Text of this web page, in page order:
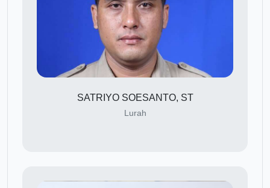
SATRIYO SOESANTO, ST
Lurah